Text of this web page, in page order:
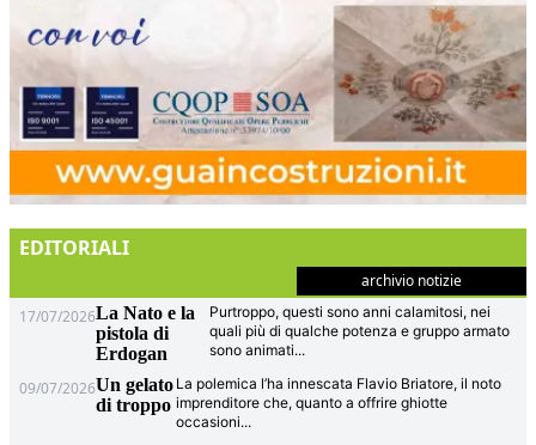
EDITORIALI
archivio notizie
17/07/2026La Nato e la
pistola di
Erdogan
Purtroppo, questi sono anni calamitosi, nei
quali più di qualche potenza e gruppo armato
sono animati...
09/07/2026Un gelato
di troppo
La polemica l’ha innescata Flavio Briatore, il noto
imprenditore che, quanto a offrire ghiotte
occasioni...